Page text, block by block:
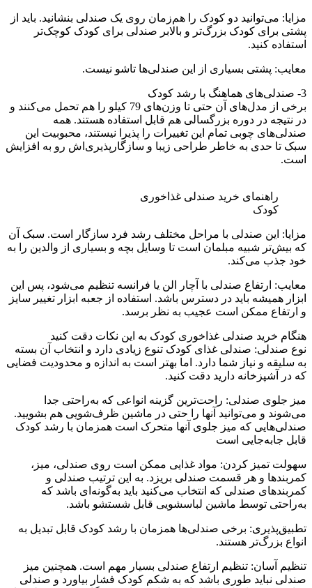
مزایا: می‌توانید دو کودک را هم‌زمان روی یک صندلی بنشانید. باید از
پشتی برای کودک بزرگ‌تر و بالابر صندلی برای کودک کوچک‌تر
استفاده کنید.
معایب: پشتی بسیاری از این صندلی‌ها تاشو نیست.
3- صندلی‌های هماهنگ با رشد کودک
برخی از مدل‌های آن حتی تا وزن‌های 79 کیلو را هم تحمل می‌کنند و
در نتیجه در دوره بزرگسالی هم قابل استفاده هستند. همه
صندلی‌های چوبی تمام این تغییرات را پذیرا نیستند، محبوبیت این
سبک تا حدی به خاطر طراحی زیبا و سازگارپذیری‌اش رو به افزایش
است.
راهنمای خرید صندلی غذاخوری
کودک
مزایا: این صندلی با مراحل مختلف رشد فرد سازگار است. سبک آن
که بیش‌تر شبیه مبلمان است تا وسایل بچه و بسیاری از والدین را به
خود جذب می‌کند.
معایب: ارتفاع صندلی با آچار الن یا فرانسه تنظیم می‌شود، پس این
ابزار همیشه باید در دسترس باشد. استفاده از جعبه ابزار تغییر سایز
و ارتفاع ممکن است عجیب به نظر برسد.
هنگام خرید صندلی غذاخوری کودک به این نکات دقت کنید
نوع صندلی: صندلی غذای کودک تنوع زیادی دارد و انتخاب آن بسته
به سلیقه و نیاز شما دارد. اما بهتر است به اندازه و محدودیت فضایی
که در آشپزخانه دارید دقت کنید.
میز جلوی صندلی: راحت‌ترین گزینه انواعی که به‌راحتی جدا
می‌شوند و می‌توانید آنها را حتی در ماشین ظرف‌شویی هم بشویید.
صندلی‌هایی که میز جلوی آنها متحرک است همزمان با رشد کودک
قابل جابه‌جایی است
سهولت تمیز کردن: مواد غذایی ممکن است روی صندلی، میز،
کمربندها و هر قسمت صندلی بریزد. به این ترتیب صندلی و
کمربندهای صندلی که انتخاب می‌کنید باید به‌گونه‌ای باشد که
به‌راحتی توسط ماشین لباسشویی قابل شستشو باشد.
تطبیق‌پذیری: برخی صندلی‌ها همزمان با رشد کودک قابل تبدیل به
انواع بزرگ‌تر هستند.
تنظیم آسان: تنظیم ارتفاع صندلی بسیار مهم است. همچنین میز
صندلی نباید طوری باشد که به شکم کودک فشار بیاورد و صندلی